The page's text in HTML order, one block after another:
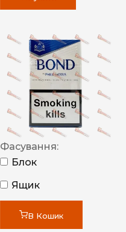
Фасування:
Блок
Ящик
В Кошик